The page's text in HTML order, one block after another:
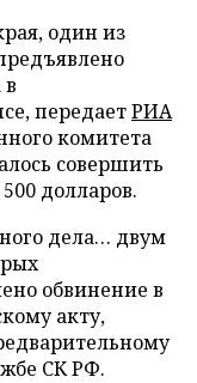
один из
в
передаетРИА
комитета
совершить
долларов.
дела… двум
обвинение в
акту,
СК РФ.